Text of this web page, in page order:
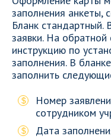
заполнения анкеты,
Бланк стандартный.
заявки. На
инструкцию по
заполнения. В
заполнить
Номер
сотрудником
Дата